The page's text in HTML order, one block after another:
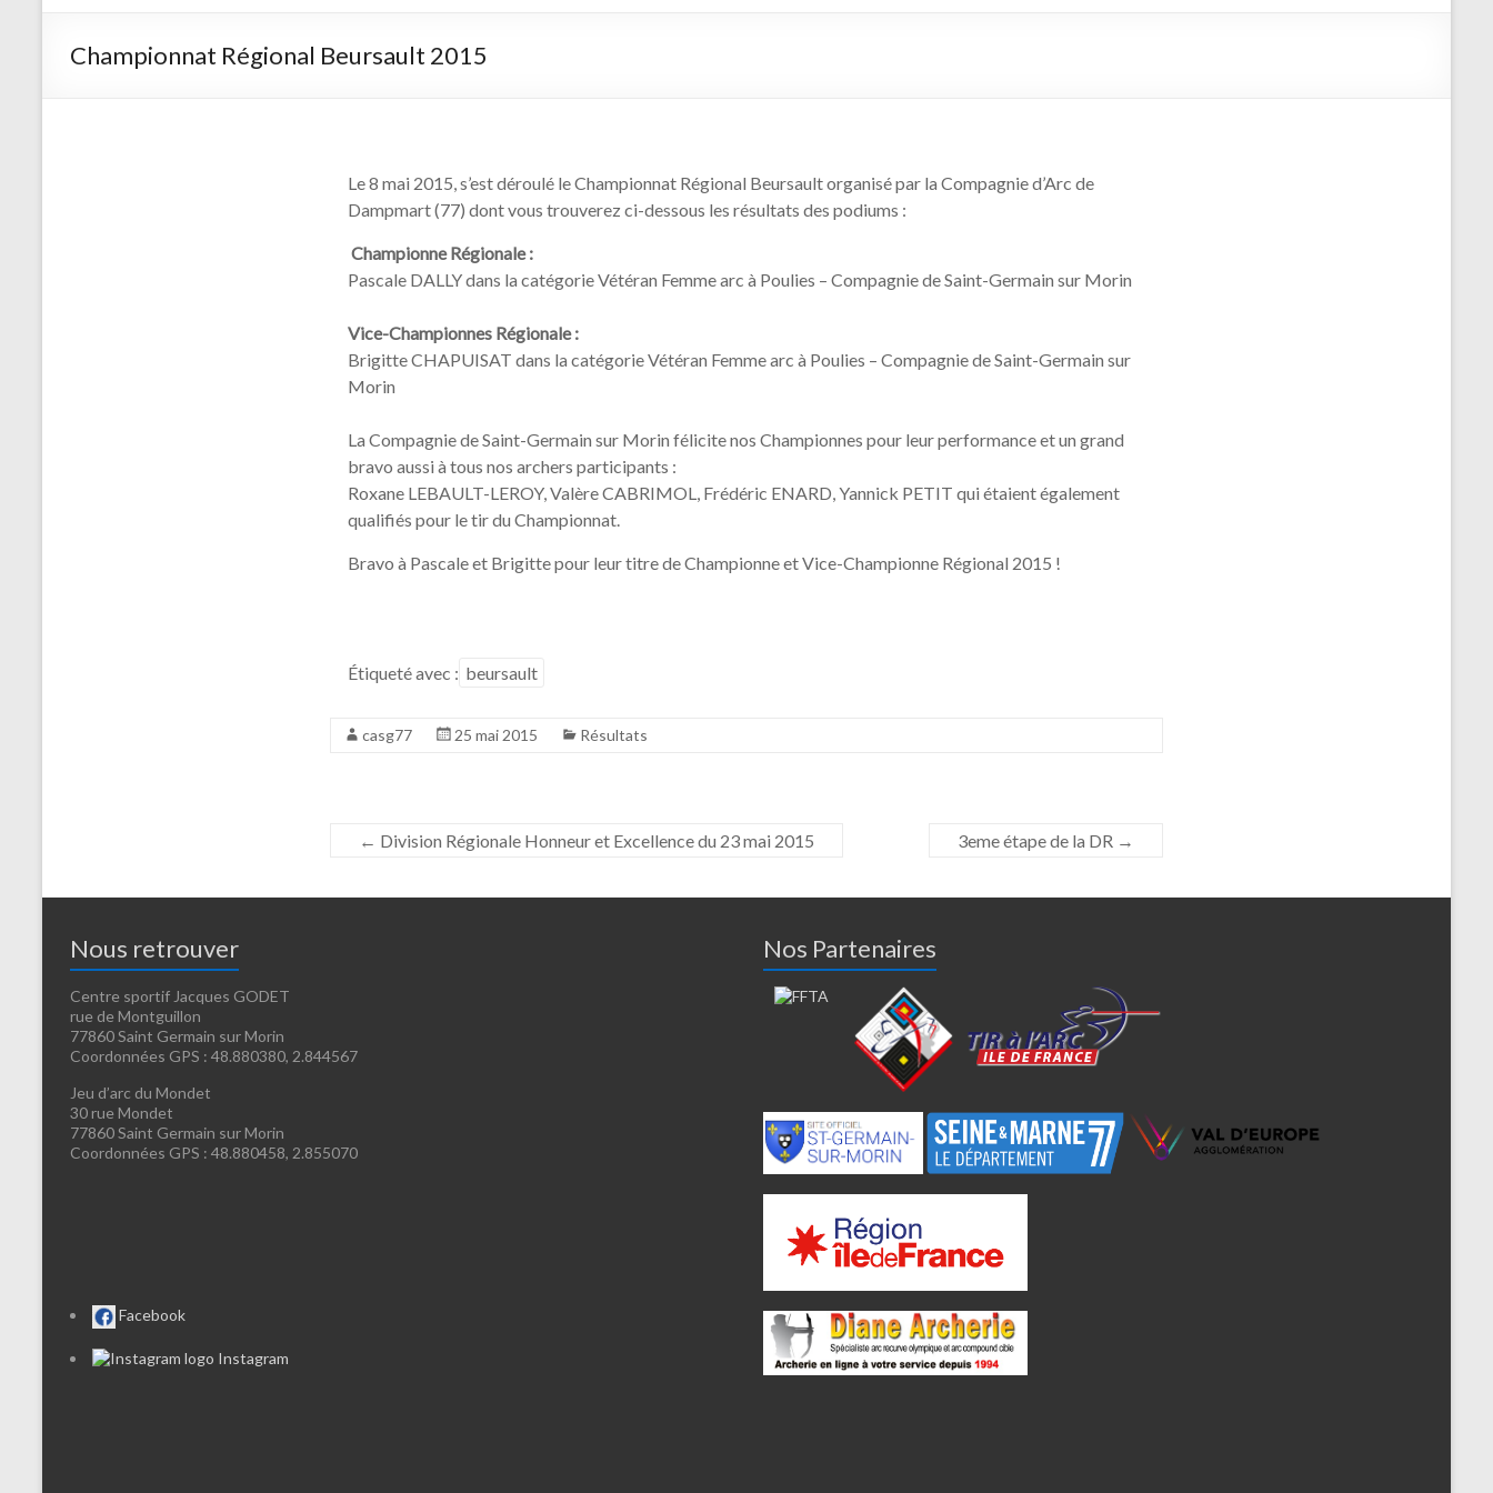
Saint
Championnat Régional Beursault 2015
Le 8 mai 2015, s’est déroulé le Championnat Régional Beursault organisé par la Compagnie d’Arc de
Dampmart (77) dont vous trouverez ci-dessous les résultats des podiums :
Championne Régionale :
Pascale DALLY dans la catégorie Vétéran Femme arc à Poulies – Compagnie de Saint-Germain sur Morin
Vice-Championnes Régionale :
Brigitte CHAPUISAT dans la catégorie Vétéran Femme arc à Poulies – Compagnie de Saint-Germain sur
Morin
La Compagnie de Saint-Germain sur Morin félicite nos Championnes pour leur performance et un grand
bravo aussi à tous nos archers participants :
Roxane LEBAULT-LEROY, Valère CABRIMOL, Frédéric ENARD, Yannick PETIT qui étaient également
qualifiés pour le tir du Championnat.
Bravo à Pascale et Brigitte pour leur titre de Championne et Vice-Championne Régional 2015 !
Étiqueté avec : beursault
casg77 25 mai 2015 Résultats
← Division Régionale Honneur et Excellence du 23 mai 2015 3eme étape de la DR →
Nous retrouver
Centre sportif Jacques GODET
rue de Montguillon
77860 Saint Germain sur Morin
Coordonnées GPS : 48.880380, 2.844567
Jeu d’arc du Mondet
30 rue Mondet
77860 Saint Germain sur Morin
Coordonnées GPS : 48.880458, 2.855070
Facebook
Instagram
Nos Partenaires